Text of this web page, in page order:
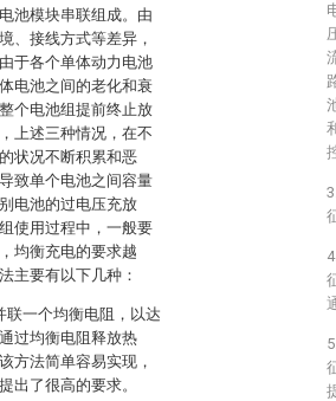
池模块串联组成。由
、接线方式等差异，
于各个单体动力电池
电池之间的老化和衰
个电池组提前终止放
上述三种情况，在不
状况不断积累和恶
致单个电池之间容量
电池的过电压充放
使用过程中，一般要
均衡充电的要求越
主要有以下几种：
联一个均衡电阻，以达
过均衡电阻释放热
方法简单容易实现，
出了很高的要求。